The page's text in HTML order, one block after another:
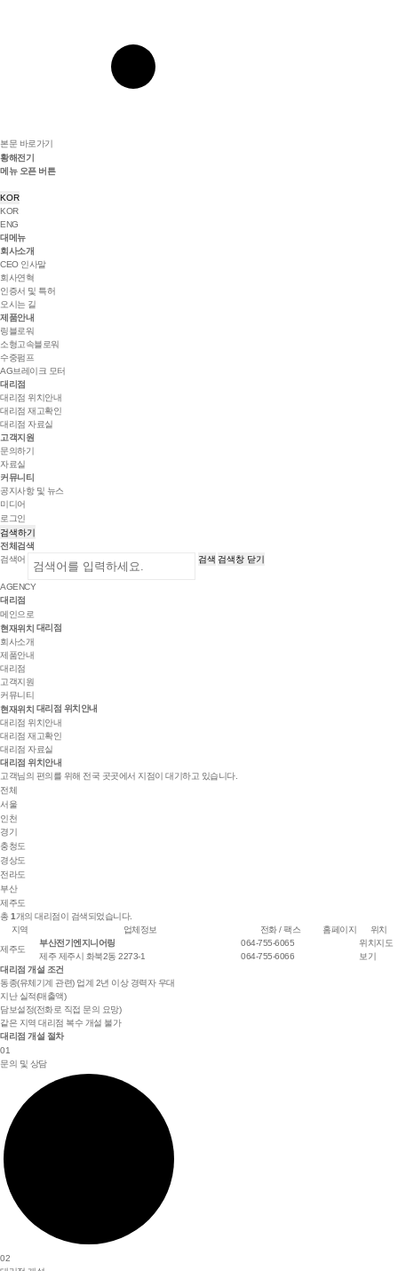
본문 바로가기
황해전기
메뉴 오픈 버튼
KOR
KOR
ENG
대메뉴
회사소개
CEO 인사말
회사연혁
인증서 및 특허
오시는 길
제품안내
링블로워
소형고속블로워
수중펌프
AG브레이크 모터
대리점
대리점 위치안내
대리점 재고확인
대리점 자료실
고객지원
문의하기
자료실
커뮤니티
공지사항 및 뉴스
미디어
로그인
검색하기
전체검색
검색어
검색 검색창 닫기
AGENCY
대리점
메인으로
현재위치 대리점
회사소개
제품안내
대리점
고객지원
커뮤니티
현재위치 대리점 위치안내
대리점 위치안내
대리점 재고확인
대리점 자료실
대리점 위치안내
고객님의 편의를 위해 전국 곳곳에서 지점이 대기하고 있습니다.
전체
서울
인천
경기
충청도
경상도
전라도
부산
제주도
총1 개의 대리점이 검색되었습니다.
지역
업체정보 전화 / 팩스 홈페이지
위치
제주도
부산전기엔지니어링
제주 제주시 화북2동 2273-1
064-755-6065
064-755-6066
위치지도
보기
대리점 개설 조건
동종(유체기계 관련) 업계 2년 이상 경력자 우대
지난 실적(매출액)
담보설정(전화로 직접 문의 요망)
같은 지역 대리점 복수 개설 불가
대리점 개설 절차
01
문의 및 상담
02